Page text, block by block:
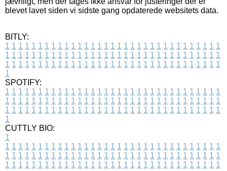
blevet lavet siden vi sidste gang opdaterede websitets data.
BITLY:
1 1 1 1 1 1 1 1 1 1 1 1 1 1 1 1 1 1 1 1 1 1 1 1 1 1 1 1 1 1 1 1 1
1 1 1 1 1 1 1 1 1 1 1 1 1 1 1 1 1 1 1 1 1 1 1 1 1 1 1 1 1 1 1 1 1
1 1 1 1 1 1 1 1 1 1 1 1 1 1 1 1 1 1 1 1 1 1 1 1 1 1 1 1 1 1 1 1 1
1
SPOTIFY:
1 1 1 1 1 1 1 1 1 1 1 1 1 1 1 1 1 1 1 1 1 1 1 1 1 1 1 1 1 1 1 1 1
1 1 1 1 1 1 1 1 1 1 1 1 1 1 1 1 1 1 1 1 1 1 1 1 1 1 1 1 1 1 1 1 1
1 1 1 1 1 1 1 1 1 1 1 1 1 1 1 1 1 1 1 1 1 1 1 1 1 1 1 1 1 1 1 1 1
1
CUTTLY BIO:
1
1 1 1 1 1 1 1 1 1 1 1 1 1 1 1 1 1 1 1 1 1 1 1 1 1 1 1 1 1 1 1 1 1
1 1 1 1 1 1 1 1 1 1 1 1 1 1 1 1 1 1 1 1 1 1 1 1 1 1 1 1 1 1 1 1 1
1 1 1 1 1 1 1 1 1 1 1 1 1 1 1 1 1 1 1 1 1 1 1 1 1 1 1 1 1 1 1 1 1